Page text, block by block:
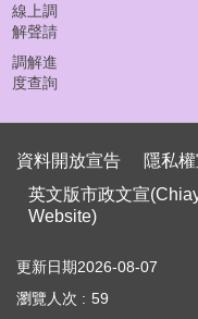
全
政
策
版
市
政
文
(Chiayi
City
Government
線上調
解聲請
調解進
度查詢
資料開放宣告 隱私
英文版市政文宣
Website)
更新日期2026-08-07
瀏覽人次
59